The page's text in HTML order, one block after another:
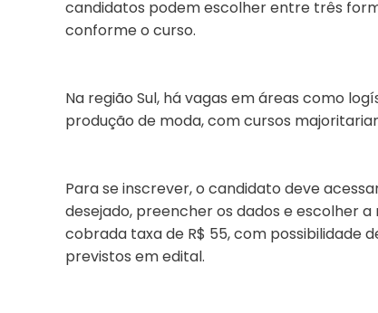
candidatos podem escolher entre três
conforme o curso.
Na região Sul, há vagas em áreas como
produção de moda, com cursos
Para se inscrever, o candidato deve
desejado, preencher os dados e escolher
cobrada taxa de R$ 55, com possibilidade
previstos em edital.